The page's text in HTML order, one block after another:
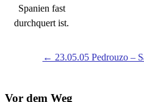
Spanien fast
durchquert ist.
← 23.05.05 Pedrouzo –
Vor dem Weg